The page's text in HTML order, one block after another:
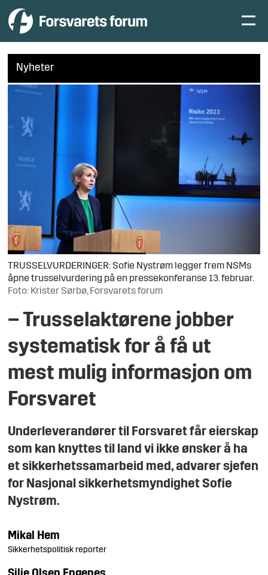
Nyheter
TRUSSELVURDERINGER: Sofie Nystrøm legger frem NSMs
åpne trusselvurdering på en pressekonferanse 13. februar.
Foto: Krister Sørbø, Forsvarets forum
– Trusselaktørene jobber
systematisk for å få ut
mest mulig informasjon om
Forsvaret
Underleverandører til Forsvaret får eierskap
som kan knyttes til land vi ikke ønsker å ha
et sikkerhetssamarbeid med, advarer sjefen
for Nasjonal sikkerhetsmyndighet Sofie
Nystrøm.
Mikal Hem
Sikkerhetspolitisk reporter